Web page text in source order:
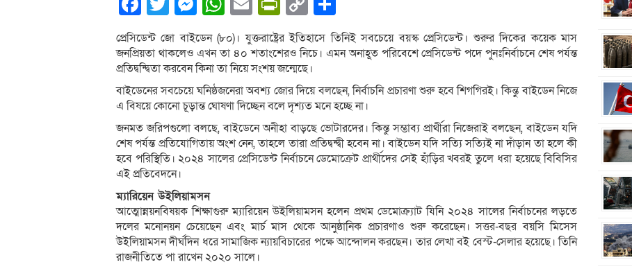
Link
প্রেসিডেন্ট জো বাইডেন (৮০)। যুক্তরাষ্ট্রের ইতিহাসে তিনিই সবচেয়ে বয়স্ক প্রেসিডেন্ট। শুরুর দিকের কয়েক মাস
জনপ্রিয়তা থাকলেও এখন তা ৪০ শতাংশেরও নিচে। এমন অনাহূত পরিবেশে প্রেসিডেন্ট পদে পুনঃনির্বাচনে শেষ পর্যন্ত
প্রতিদ্বন্দ্বিতা করবেন কিনা তা নিয়ে সংশয় জন্মেছে।
বাইডেনের সবচেয়ে ঘনিষ্ঠজনেরা অবশ্য জোর দিয়ে বলছেন, নির্বাচনি প্রচারণা শুরু হবে শিগগিরই। কিন্তু বাইডেন নিজে
এ বিষয়ে কোনো চূড়ান্ত ঘোষণা দিচ্ছেন বলে দৃশ্যত মনে হচ্ছে না।
জনমত জরিপগুলো বলছে, বাইডেনে অনীহা বাড়ছে ভোটারদের। কিন্তু সম্ভাব্য প্রার্থীরা নিজেরাই বলছেন, বাইডেন যদি
শেষ পর্যন্ত প্রতিযোগিতায় অংশ নেন, তাহলে তারা প্রতিদ্বন্দ্বী হবেন না। বাইডেন যদি সত্যি সত্যিই না দাঁড়ান তা হলে কী
হবে পরিস্থিতি। ২০২৪ সালের প্রেসিডেন্ট নির্বাচনে ডেমোক্রেট প্রার্থীদের সেই হাঁড়ির খবরই তুলে ধরা হয়েছে বিবিসির
এই প্রতিবেদনে।
ম্যারিয়েন উইলিয়ামসন
আত্মোন্নয়নবিষয়ক শিক্ষাগুরু ম্যারিয়েন উইলিয়ামসন হলেন প্রথম ডেমোক্র্যাট যিনি ২০২৪ সালের নির্বাচনের লড়তে
দলের মনোনয়ন চেয়েছেন এবং মার্চ মাস থেকে আনুষ্ঠানিক প্রচারণাও শুরু করেছেন। সত্তর-বছর বয়সি মিসেস
উইলিয়ামসন দীর্ঘদিন ধরে সামাজিক ন্যায়বিচারের পক্ষে আন্দোলন করছেন। তার লেখা বই বেস্ট-সেলার হয়েছে। তিনি
রাজনীতিতে পা রাখেন ২০২০ সালে।